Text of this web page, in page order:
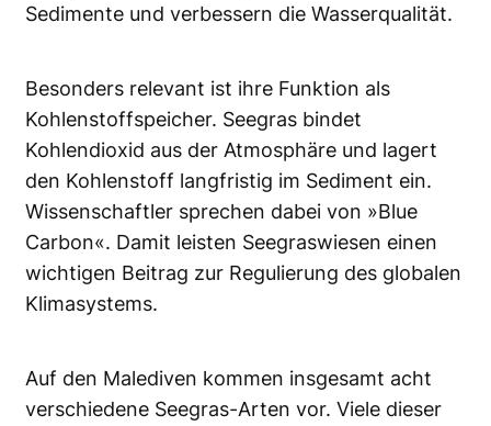
Sedimente und verbessern die Wasserqualität.
Besonders relevant ist ihre Funktion als
Kohlenstoffspeicher. Seegras bindet
Kohlendioxid aus der Atmosphäre und lagert
den Kohlenstoff langfristig im Sediment ein.
Wissenschaftler sprechen dabei von »Blue
Carbon«. Damit leisten Seegraswiesen einen
wichtigen Beitrag zur Regulierung des globalen
Klimasystems.
Auf den Malediven kommen insgesamt acht
verschiedene Seegras-Arten vor. Viele dieser